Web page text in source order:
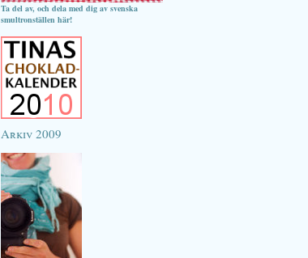
Ta del av, och dela med dig av svenska
smultronställen här!
Arkiv 2009